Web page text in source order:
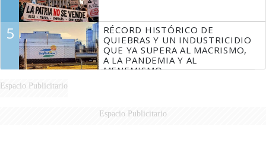
5
RÉCORD HISTÓRICO DE
QUIEBRAS Y UN INDUSTRICIDIO
QUE YA SUPERA AL MACRISMO,
A LA PANDEMIA Y AL
MENEMISMO
Espacio Publicitario
Espacio Publicitario